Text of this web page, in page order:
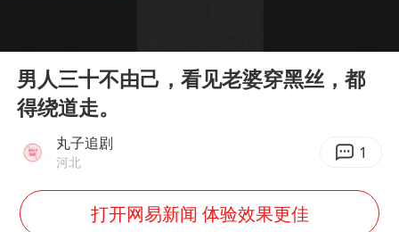
上海：台风白海豚或将带来龙卷风
秋天的第一杯奶茶到底有多火
百花奖开幕式
Play
男人三十不由己，看见老婆穿黑丝，都
得绕道走。
丸子追剧
河北 1
打开网易新闻 体验效果更佳